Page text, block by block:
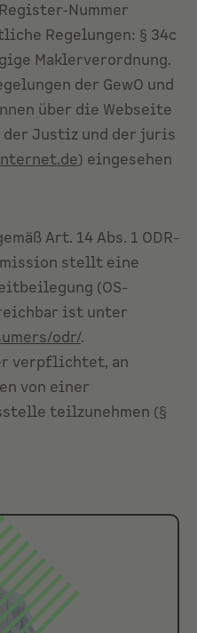
Nummer
Regelungen: § 34c
Maklerverordnung.
der GewO und
über die Webseite
Justiz und der juris
) eingesehen
Art. 14 Abs. 1 ODR-
stellt eine
(OS-
ist unter
odr/.
verpflichtet, an
von einer
teilzunehmen (§